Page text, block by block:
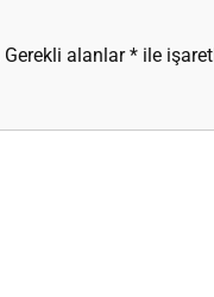
Gerekli alanlar* ile